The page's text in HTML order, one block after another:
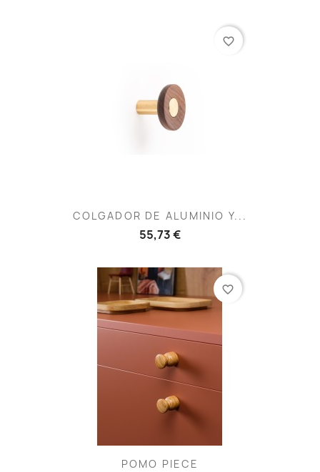
COLGADOR DE ALUMINIO Y...
55,73 €
favorite_border
POMO PIECE
favorite_border